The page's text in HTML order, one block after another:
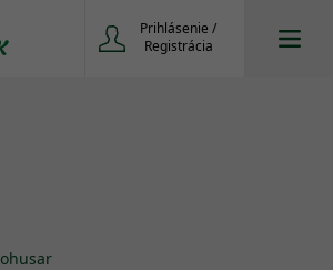
Prihlásenie /
Registrácia
ohusar